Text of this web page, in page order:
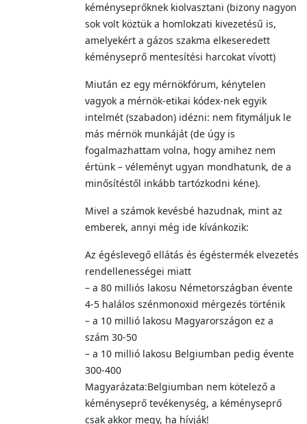
kéményseprőknek kiolvasztani (bizony nagyon
sok volt köztük a homlokzati kivezetésű is,
amelyekért a gázos szakma elkeseredett
kéményseprő mentesítési harcokat vívott)
Miután ez egy mérnökfórum, kénytelen
vagyok a mérnök-etikai kódex-nek egyik
intelmét (szabadon) idézni: nem fitymáljuk le
más mérnök munkáját (de úgy is
fogalmazhattam volna, hogy amihez nem
értünk – véleményt ugyan mondhatunk, de a
minősítéstől inkább tartózkodni kéne).
Mivel a számok kevésbé hazudnak, mint az
emberek, annyi még ide kívánkozik:
Az égéslevegő ellátás és égéstermék elvezetés
rendellenességei miatt
– a 80 milliós lakosu Németországban évente
4-5 halálos szénmonoxid mérgezés történik
– a 10 millió lakosu Magyarországon ez a
szám 30-50
– a 10 millió lakosu Belgiumban pedig évente
300-400
Magyarázata:Belgiumban nem kötelező a
kéményseprő tevékenység, a kéményseprő
csak akkor megy, ha hívják!